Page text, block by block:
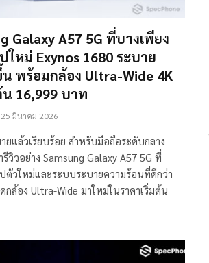
Galaxy A57 5G ที่บางเพียง
ใหม่ Exynos 1680 ระบาย
พร้อมกล้อง Ultra-Wide 4K
น 16,999 บาท
25 มีนาคม 2026
ยแล้วเรียบร้อย สำหรับมือถือระดับกลาง
วิวอย่าง Samsung Galaxy A57 5G ที่
ตัวใหม่และระบบระบายความร้อนที่ดีกว่า
กล้อง Ultra-Wide มาใหม่ในราคาเริ่มต้น